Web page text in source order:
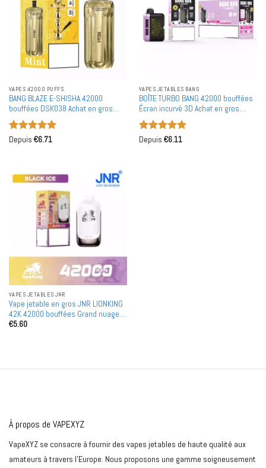
VAPES 42000 PUFFS
BANG BLAZE E-SHISHA 42000
bouffées DSK038 Achat en gros
Vapes jetables rechargeables en
gros
Note 5sur
Depuis €6.71
VAPES JETABLES BANG
BOÎTE TURBO BANG 42000 bouffées
Écran incurvé 3D Achat en gros
Vapes jetables rechargeables en
gros
Note 5sur
Depuis €6.11
VAPES JETABLES JNR
Vape jetable en gros JNR LIONKING
42K 42000 bouffées Grand nuage
Design intelligent achat en gros
€5.60
À propos de VAPEXYZ
VapeXYZ se consacre à fournir des vapes jetables de haute qualité aux
amateurs à travers l'Europe. Nous proposons une gamme soigneusement